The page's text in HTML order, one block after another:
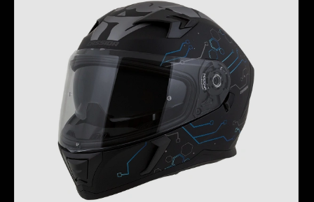
ROBBANÓMOTOROS KERÉKPÁR ALKATRÉSZEK
SIMSON ALKATRÉSZEK
AKKUMULÁTOR (ROBOGÓ, MOPED, QUAD)
BERÚGÓ ALKATRÉSZEK (ROBOGÓ, MOPED, QUAD)
BOWDENEK, SPIRÁLOK
CSAPÁGYAK, SZIMERINGEK
DOBOZOK, BOXOK, CSOMAGTARTÓK
DONGÓ MOTOR ALKATRÉSZEK
ELEKTROMOS ALKATRÉSZEK
ELEKTROMOS KERÉKPÁR ALKATRÉSZEK